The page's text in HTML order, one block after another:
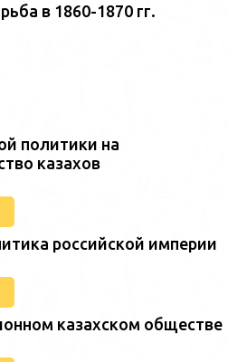
в 1860-1870 гг.
политики на
казахов
российской империи
казахском обществе